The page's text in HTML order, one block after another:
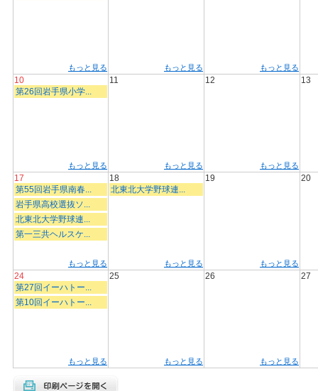
もっと見る もっと見る もっと見る
10
第26回岩手県小学...
もっと見る
11
もっと見る
12
もっと見る
13
17
第55回岩手県南春...
岩手県高校選抜ソ...
北東北大学野球連...
第一三共ヘルスケ...
もっと見る
18
北東北大学野球連...
もっと見る
19
もっと見る
20
24
第27回イーハトー...
第10回イーハトー...
もっと見る
25
もっと見る
26
もっと見る
27